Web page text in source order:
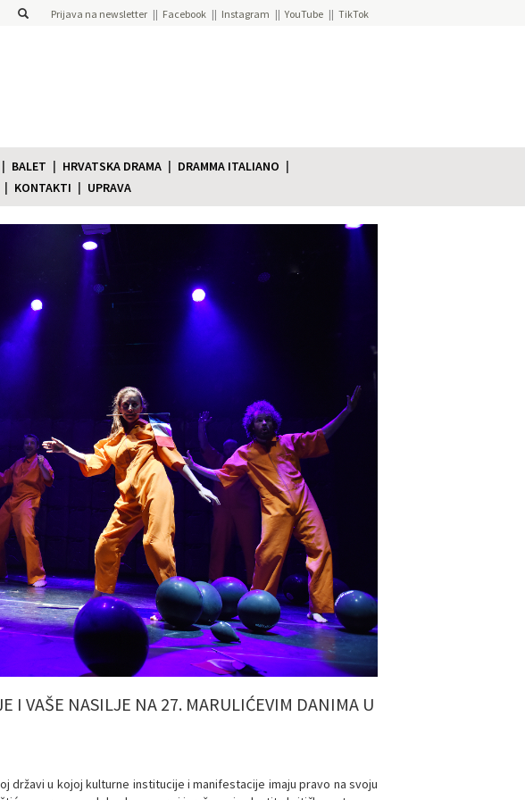
Prijava na newsletter Facebook Instagram YouTube TikTok
BALET HRVATSKA DRAMA
DRAMMA ITALIANO
KONTAKTI UPRAVA
I VAŠE NASILJE NA 27. MARULIĆEVIM DANIMA U
državi u kojoj kulturne institucije i manifestacije imaju pravo na svoju